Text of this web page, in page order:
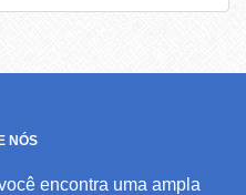
NÓS
encontra uma ampla